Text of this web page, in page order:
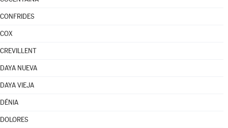
CONFRIDES
COX
CREVILLENT
DAYA NUEVA
DAYA VIEJA
DÉNIA
DOLORES